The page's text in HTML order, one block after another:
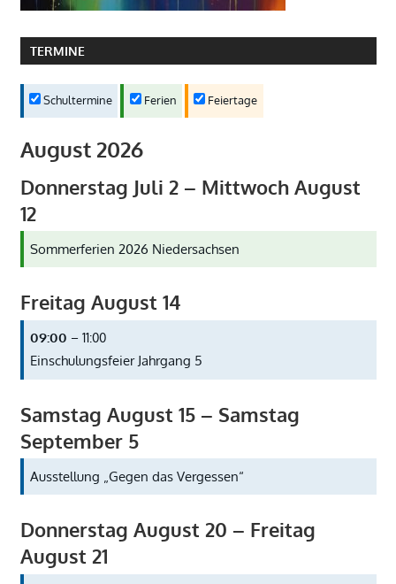
TERMINE
Schultermine Ferien Feiertage
August 2026
Donnerstag Juli 2– Mittwoch August
12
Sommerferien 2026 Niedersachsen
Freitag August 14
09:00 – 11:00
Einschulungsfeier Jahrgang 5
Samstag August 15– Samstag
September 5
Ausstellung „Gegen das Vergessen“
Donnerstag August 20 – Freitag
August 21